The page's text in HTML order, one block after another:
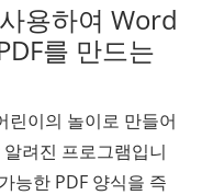
용하여 Word
를 만드는
린이의 놀이로 만들어
려진 프로그램입니
능한 PDF 양식을 즉